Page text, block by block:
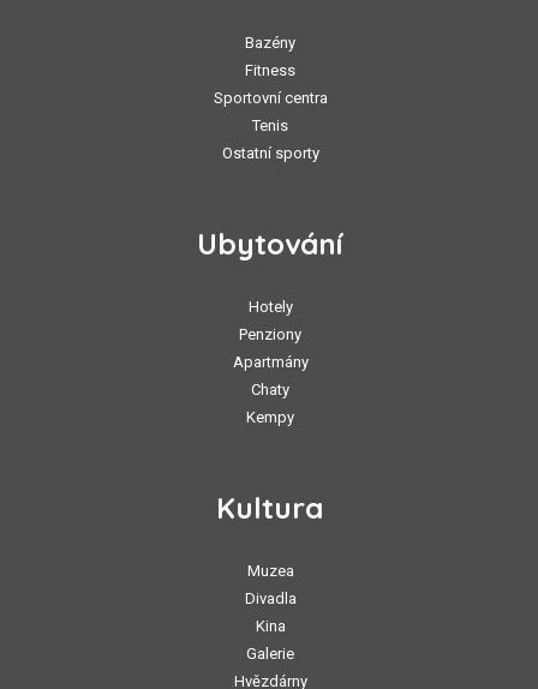
Bazény
Fitness
Sportovní centra
Tenis
Ostatní sporty
Ubytování
Hotely
Penziony
Apartmány
Chaty
Kempy
Kultura
Muzea
Divadla
Kina
Galerie
Hvězdárny